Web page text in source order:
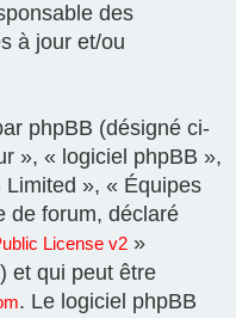
des
à jour et/ou
phpBB (désigné ci-
», « logiciel phpBB »,
», « Équipes
de forum, déclaré
License v2 »
et qui peut être
. Le logiciel phpBB